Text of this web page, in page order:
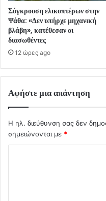
Σύγκρουση ελικοπτέρων στην
Ψάθα: «Δεν υπήρχε μηχανική
βλάβη», κατέθεσαν οι
διασωθέντες
12 ώρες ago
Αφήστε μια απάντηση
Η ηλ. διεύθυνση σας δεν
σημειώνονται με *